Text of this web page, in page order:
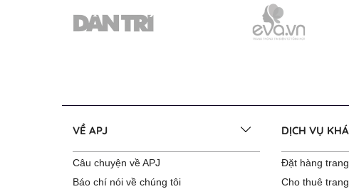
VỀ APJ
Câu chuyện về APJ
Báo chí nói về chúng tôi
DỊCH VỤ
Đặt hàng
Cho thuê